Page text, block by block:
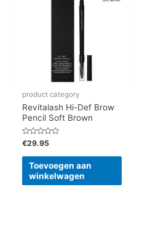
product category
Revitalash Hi-Def Brow
Pencil Soft Brown
Gewaardeerd
0
uit
€29.95
Toevoegen aan
winkelwagen